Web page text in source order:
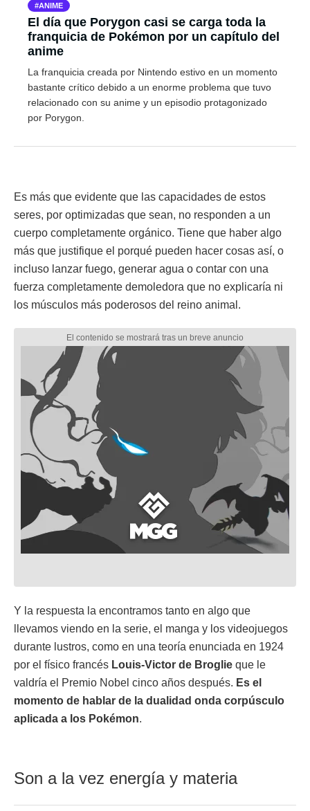
ANIME
El día que Porygon casi se carga toda la
franquicia de Pokémon por un capítulo del
anime
La franquicia creada por Nintendo estivo en un momento
bastante crítico debido a un enorme problema que tuvo
relacionado con su anime y un episodio protagonizado
por Porygon.
Es más que evidente que las capacidades de estos
seres, por optimizadas que sean, no responden a un
cuerpo completamente orgánico. Tiene que haber algo
más que justifique el porqué pueden hacer cosas así, o
incluso lanzar fuego, generar agua o contar con una
fuerza completamente demoledora que no explicaría ni
los músculos más poderosos del reino animal.
Y la respuesta la encontramos tanto en algo que
llevamos viendo en la serie, el manga y los videojuegos
durante lustros, como en una teoría enunciada en 1924
por el físico francés Louis-Victor de Broglie que le
valdría el Premio Nobel cinco años después. Es el
momento de hablar de la dualidad onda corpúsculo
aplicada a los Pokémon.
Son a la vez energía y materia